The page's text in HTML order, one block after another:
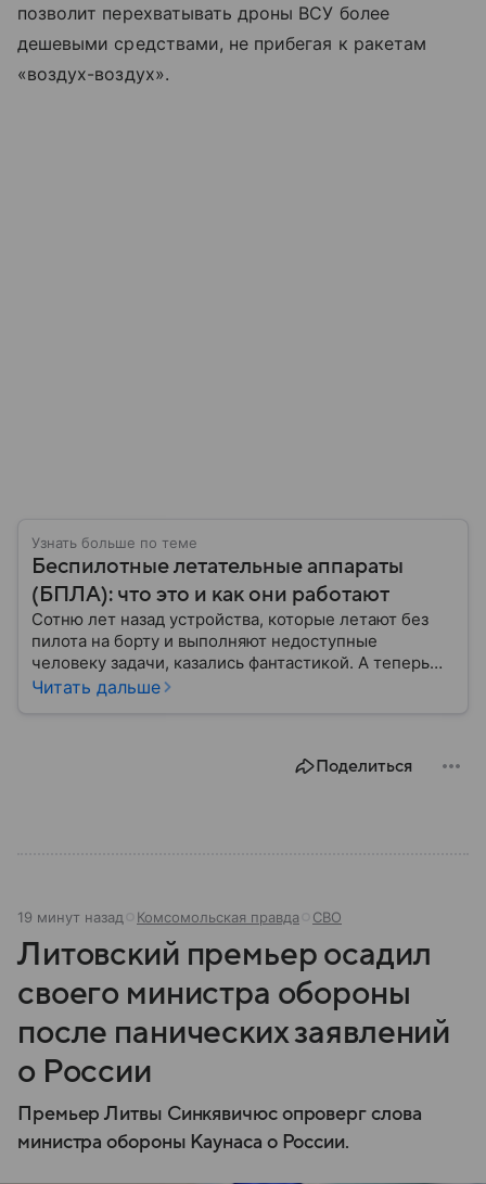
позволит перехватывать дроны ВСУ более
дешевыми средствами, не прибегая к ракетам
«воздух-воздух».
Узнать больше по теме
Беспилотные летательные аппараты
(БПЛА): что это и как они работают
Сотню лет назад устройства, которые летают без
пилота на борту и выполняют недоступные
человеку задачи, казались фантастикой. А теперь
они стали реальностью: собрали главное о
Читать дальше
Поделиться
19 минут назад Комсомольская правда СВО
Литовский премьер осадил
своего министра обороны
после панических заявлений
о России
Премьер Литвы Синкявичюс опроверг слова
министра обороны Каунаса о России.